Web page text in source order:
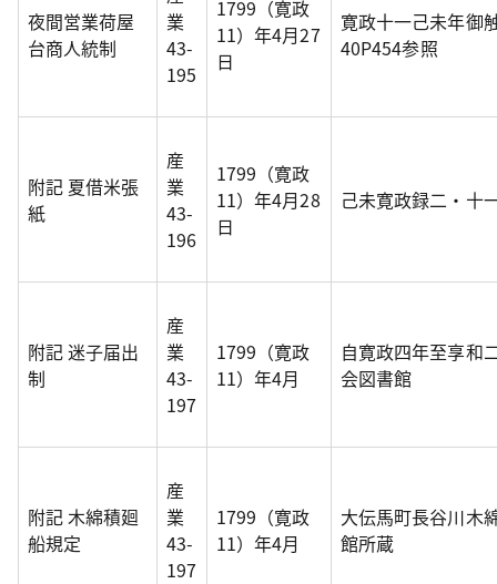
夜間営業荷屋
台商人統制
業
43-
195
1799（寛政
11）年4月27
日
寛政十一己未年御
40P454参照
附記 夏借米張
紙
産
業
43-
196
1799（寛政
11）年4月28
日
己未寛政録二・十
附記 迷子届出
制
産
業
43-
197
1799（寛政
11）年4月
自寛政四年至享和
会図書館
附記 木綿積廻
船規定
産
業
43-
197
1799（寛政
11）年4月
大伝馬町長谷川木
館所蔵